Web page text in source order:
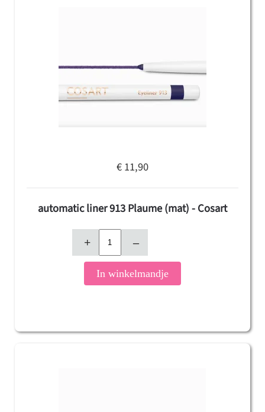
€ 11,90
automatic liner 913 Plaume (mat) - Cosart
+ –
In winkelmandje